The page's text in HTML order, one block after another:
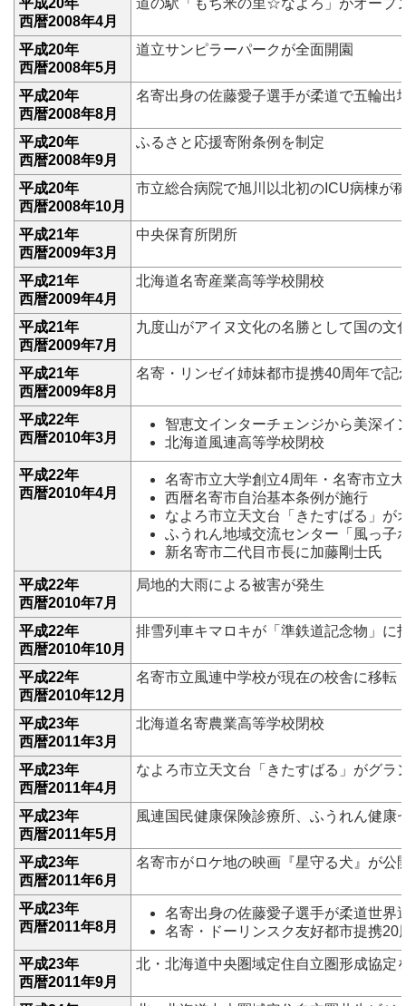
平成20年
西暦2008年4月
道の駅「もち米の里☆なよろ」がオープ
平成20年
西暦2008年5月
道立サンピラーパークが全面開園
平成20年
西暦2008年8月
名寄出身の佐藤愛子選手が柔道で五輪出
平成20年
西暦2008年9月
ふるさと応援寄附条例を制定
平成20年
西暦2008年10月
市立総合病院で旭川以北初のICU病棟が
平成21年
西暦2009年3月
中央保育所閉所
平成21年
西暦2009年4月
北海道名寄産業高等学校開校
平成21年
西暦2009年7月
九度山がアイヌ文化の名勝として国の文
平成21年
西暦2009年8月
名寄・リンゼイ姉妹都市提携40周年で記
平成22年
西暦2010年3月
智恵文インターチェンジから美深イ
北海道風連高等学校閉校
平成22年
西暦2010年4月
名寄市立大学創立4周年・名寄市立
西暦名寄市自治基本条例が施行
なよろ市立天文台「きたすばる」が
ふうれん地域交流センター「風っ子
新名寄市二代目市長に加藤剛士氏
平成22年
西暦2010年7月
局地的大雨による被害が発生
平成22年
西暦2010年10月
排雪列車キマロキが「準鉄道記念物」に
平成22年
西暦2010年12月
名寄市立風連中学校が現在の校舎に移転
平成23年
西暦2011年3月
北海道名寄農業高等学校閉校
平成23年
西暦2011年4月
なよろ市立天文台「きたすばる」がグラ
平成23年
西暦2011年5月
風連国民健康保険診療所、ふうれん健康
平成23年
西暦2011年6月
名寄市がロケ地の映画『星守る犬』が公
平成23年
西暦2011年8月
名寄出身の佐藤愛子選手が柔道世界
名寄・ドーリンスク友好都市提携20
平成23年
西暦2011年9月
北・北海道中央圏域定住自立圏形成協定